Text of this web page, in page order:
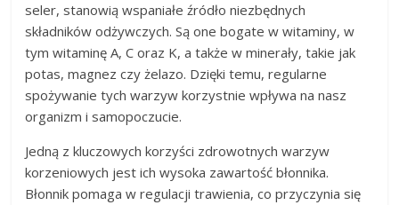
seler, stanowią wspaniałe źródło niezbędnych
składników odżywczych. Są one bogate w witaminy, w
tym witaminę A, C oraz K, a także w minerały, takie jak
potas, magnez czy żelazo. Dzięki temu, regularne
spożywanie tych warzyw korzystnie wpływa na nasz
organizm i samopoczucie.
Jedną z kluczowych korzyści zdrowotnych warzyw
korzeniowych jest ich wysoka zawartość błonnika.
Błonnik pomaga w regulacji trawienia, co przyczynia się